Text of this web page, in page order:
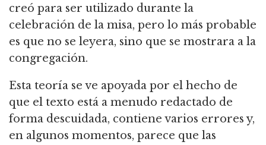
creó para ser utilizado durante la
celebración de la misa, pero lo más probable
es que no se leyera, sino que se mostrara a la
congregación.
Esta teoría se ve apoyada por el hecho de
que el texto está a menudo redactado de
forma descuidada, contiene varios errores y,
en algunos momentos, parece que las